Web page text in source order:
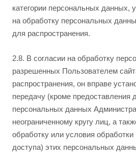
категории персональных данных,
на обработку персональных
для распространения.
2.8. В согласии на обработку
разрешенных Пользователем
распространения, он вправе
передачу (кроме предоставления
персональных данных
неограниченному кругу лиц, а
обработку или условия
доступа) этих персональных